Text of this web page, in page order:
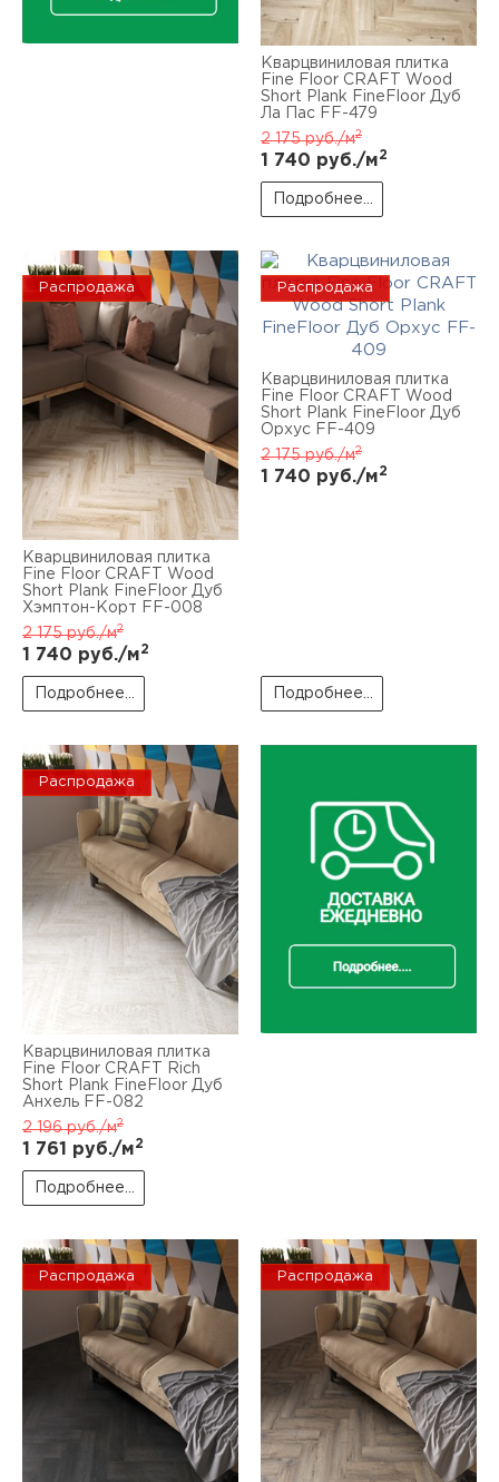
Кварцвиниловая плитка
Fine Floor CRAFT Wood
Short Plank FineFloor Дуб
Ла Пас FF-479
2 175руб./м2
1 740 руб./м2
Подробнее...
Распродажа
Кварцвиниловая плитка
Fine Floor CRAFT Wood
Short Plank FineFloor Дуб
Хэмптон-Корт FF-008
2 175руб./м2
1 740 руб./м2
Подробнее...
Распродажа
Кварцвиниловая плитка
Fine Floor CRAFT Wood
Short Plank FineFloor Дуб
Орхус FF-409
2 175руб./м2
1 740 руб./м2
Подробнее...
Распродажа
Кварцвиниловая плитка
Fine Floor CRAFT Rich
Short Plank FineFloor Дуб
Анхель FF-082
2 196руб./м2
1 761 руб./м2
Подробнее...
Распродажа Распродажа